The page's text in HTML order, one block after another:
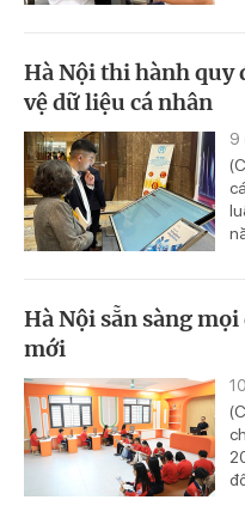
Hà Nội thi hành quy
vệ dữ liệu cá nhân
9
Hà Nội sẵn sàng
mới